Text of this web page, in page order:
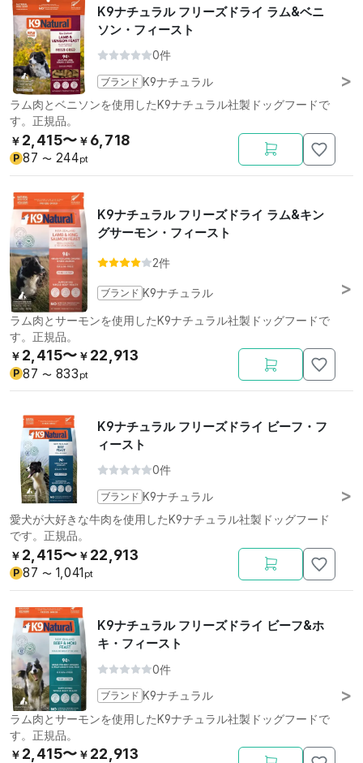
K9ナチュラル フリーズドライ ラム&ベニ
ソン・フィースト
0件
ブランド K9ナチュラル
ラム肉とベニソンを使用したK9ナチュラル社製ドッグフードで
す。正規品。
￥ 2,415〜 ￥ 6,718
P 87 〜 244pt
K9ナチュラル フリーズドライ ラム&キン
グサーモン・フィースト
2件
ブランド K9ナチュラル
ラム肉とサーモンを使用したK9ナチュラル社製ドッグフードで
す。正規品。
￥ 2,415〜 ￥ 22,913
P 87 〜 833 pt
K9ナチュラル フリーズドライ ビーフ・フ
ィースト
0件
ブランド K9ナチュラル
愛犬が大好きな牛肉を使用したK9ナチュラル社製ドッグフード
です。正規品。
￥ 2,415〜 ￥ 22,913
P 87 〜 1,041 pt
K9ナチュラル フリーズドライ ビーフ&ホ
キ・フィースト
0件
ブランド K9ナチュラル
ラム肉とサーモンを使用したK9ナチュラル社製ドッグフードで
す。正規品。
￥ 2,415〜 ￥ 22,913